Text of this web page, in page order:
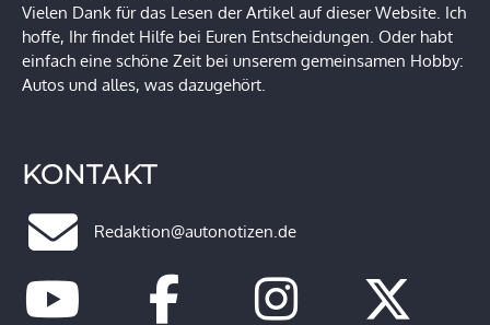
Vielen Dank für das Lesen der Artikel auf dieser Website. Ich
hoffe, Ihr findet Hilfe bei Euren Entscheidungen. Oder habt
einfach eine schöne Zeit bei unserem gemeinsamen Hobby:
Autos und alles, was dazugehört.
KONTAKT
Redaktion@autonotizen.de